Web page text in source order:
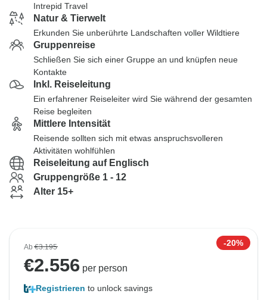
Intrepid Travel
Natur & Tierwelt
Erkunden Sie unberührte Landschaften voller Wildtiere
Gruppenreise
Schließen Sie sich einer Gruppe an und knüpfen neue
Kontakte
Inkl. Reiseleitung
Ein erfahrener Reiseleiter wird Sie während der gesamten
Reise begleiten
Mittlere Intensität
Reisende sollten sich mit etwas anspruchsvolleren
Aktivitäten wohlfühlen
Reiseleitung auf Englisch
Gruppengröße 1 - 12
Alter 15+
Ab€3.195 -20%
€2.556 per person
Registrieren to unlock savings